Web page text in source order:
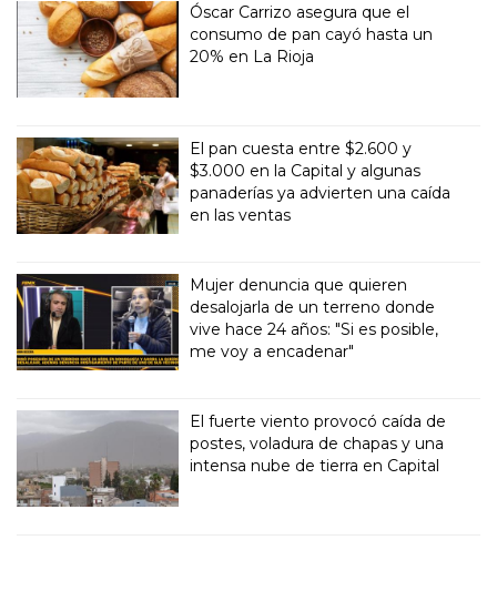
Óscar Carrizo asegura que el
consumo de pan cayó hasta un
20% en La Rioja
El pan cuesta entre $2.600 y
$3.000 en la Capital y algunas
panaderías ya advierten una caída
en las ventas
Mujer denuncia que quieren
desalojarla de un terreno donde
vive hace 24 años: "Si es posible,
me voy a encadenar"
El fuerte viento provocó caída de
postes, voladura de chapas y una
intensa nube de tierra en Capital